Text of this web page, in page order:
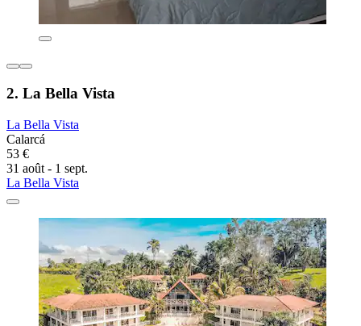
2. La Bella Vista
La Bella Vista
Calarcá
53 €
31 août - 1 sept.
La Bella Vista